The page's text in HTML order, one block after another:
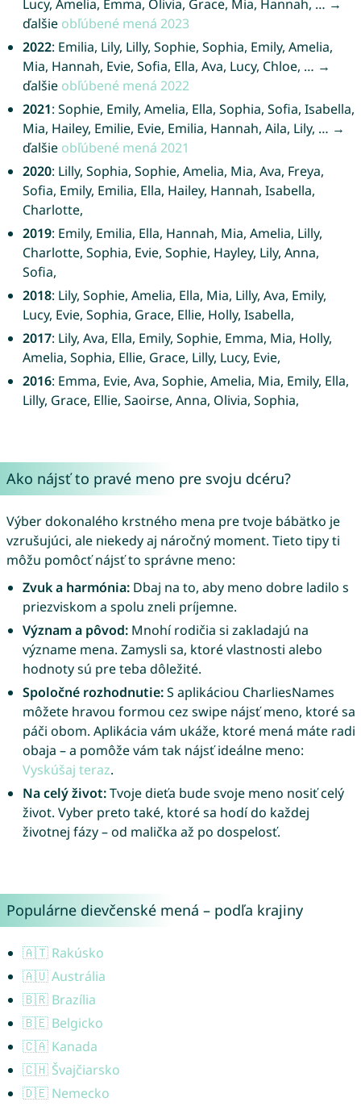
Lucy, Amelia, Emma, Olivia, Grace, Mia, Hannah, … →
ďalšie obľúbené mená 2023
2022: Emilia, Lily, Lilly, Sophie, Sophia, Emily, Amelia,
Mia, Hannah, Evie, Sofia, Ella, Ava, Lucy, Chloe, … →
ďalšie obľúbené mená 2022
2021: Sophie, Emily, Amelia, Ella, Sophia, Sofia, Isabella,
Mia, Hailey, Emilie, Evie, Emilia, Hannah, Aila, Lily, … →
ďalšie obľúbené mená 2021
2020: Lilly, Sophia, Sophie, Amelia, Mia, Ava, Freya,
Sofia, Emily, Emilia, Ella, Hailey, Hannah, Isabella,
Charlotte,
2019: Emily, Emilia, Ella, Hannah, Mia, Amelia, Lilly,
Charlotte, Sophia, Evie, Sophie, Hayley, Lily, Anna,
Sofia,
2018: Lily, Sophie, Amelia, Ella, Mia, Lilly, Ava, Emily,
Lucy, Evie, Sophia, Grace, Ellie, Holly, Isabella,
2017: Lily, Ava, Ella, Emily, Sophie, Emma, Mia, Holly,
Amelia, Sophia, Ellie, Grace, Lilly, Lucy, Evie,
2016: Emma, Evie, Ava, Sophie, Amelia, Mia, Emily, Ella,
Lilly, Grace, Ellie, Saoirse, Anna, Olivia, Sophia,
Ako nájsť to pravé meno pre svoju dcéru?
Výber dokonalého krstného mena pre tvoje bábätko je
vzrušujúci, ale niekedy aj náročný moment. Tieto tipy ti
môžu pomôcť nájsť to správne meno:
Zvuk a harmónia:Dbaj na to, aby meno dobre ladilo s
priezviskom a spolu zneli príjemne.
Význam a pôvod:Mnohí rodičia si zakladajú na
význame mena. Zamysli sa, ktoré vlastnosti alebo
hodnoty sú pre teba dôležité.
Spoločné rozhodnutie:S aplikáciou CharliesNames
môžete hravou formou cez swipe nájsť meno, ktoré sa
páči obom. Aplikácia vám ukáže, ktoré mená máte radi
obaja – a pomôže vám tak nájsť ideálne meno:
Vyskúšaj teraz.
Na celý život:Tvoje dieťa bude svoje meno nosiť celý
život. Vyber preto také, ktoré sa hodí do každej
životnej fázy – od malička až po dospelosť.
Populárne dievčenské mená – podľa krajiny
🇦🇹 Rakúsko
🇦🇺 Austrália
🇧🇷 Brazília
🇧🇪 Belgicko
🇨🇦 Kanada
🇨🇭 Švajčiarsko
🇩🇪 Nemecko